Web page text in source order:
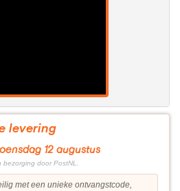
levering
12 augustus
door PostNL.
met een unieke ontvangstcode,